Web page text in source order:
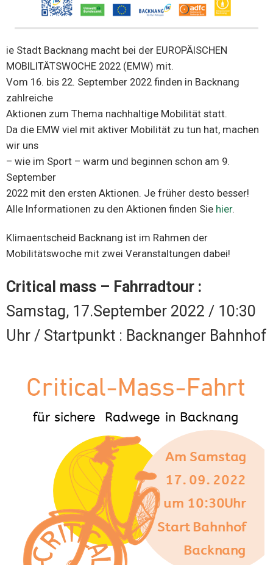
ie Stadt Backnang macht bei der EUROPÄISCHEN
MOBILITÄTSWOCHE 2022 (EMW) mit.
Vom 16. bis 22. September 2022 finden in Backnang
zahlreiche
Aktionen zum Thema nachhaltige Mobilität statt.
Da die EMW viel mit aktiver Mobilität zu tun hat, machen
wir uns
– wie im Sport – warm und beginnen schon am 9.
September
2022 mit den ersten Aktionen. Je früher desto besser!
Alle Informationen zu den Aktionen finden Sie hier.
Klimaentscheid Backnang ist im Rahmen der
Mobilitätswoche mit zwei Veranstaltungen dabei!
Critical mass – Fahrradtour :
Samstag, 17.September 2022 / 10:30
Uhr / Startpunkt : Backnanger Bahnhof